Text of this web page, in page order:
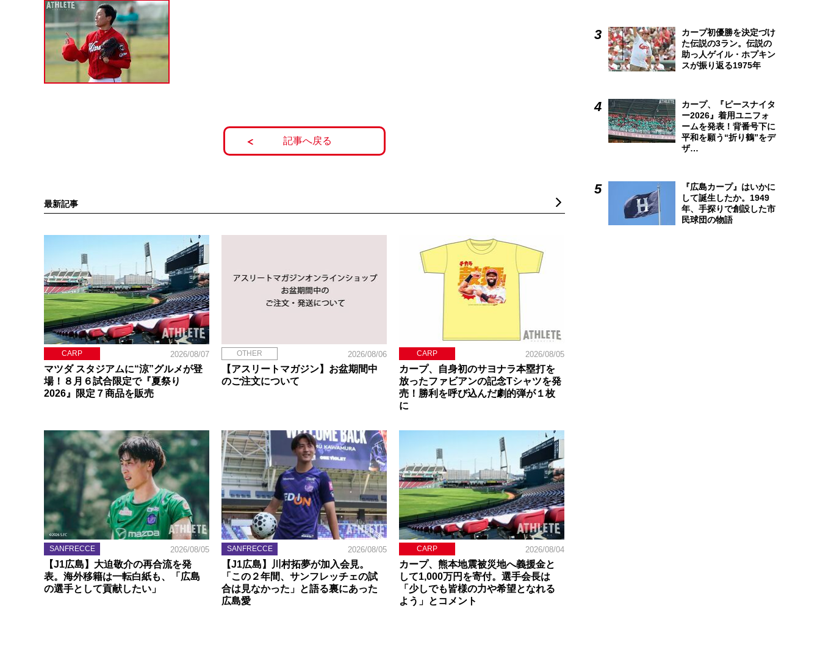
記事へ戻る
最新記事
CARP 2026/08/07
マツダ スタジアムに“涼”グルメが登
場！８月６試合限定で『夏祭り
2026』限定７商品を販売
OTHER 2026/08/06
【アスリートマガジン】お盆期間中
のご注文について
CARP 2026/08/05
カープ、自身初のサヨナラ本塁打を
放ったファビアンの記念Tシャツを発
売！勝利を呼び込んだ劇的弾が１枚
に
SANFRECCE 2026/08/05
【J1広島】大迫敬介の再合流を発
表。海外移籍は一転白紙も、「広島
の選手として貢献したい」
SANFRECCE 2026/08/05
【J1広島】川村拓夢が加入会見。
「この２年間、サンフレッチェの試
合は見なかった」と語る裏にあった
広島愛
CARP 2026/08/04
カープ、熊本地震被災地へ義援金と
して1,000万円を寄付。選手会長は
「少しでも皆様の力や希望となれる
よう」とコメント
カープ初優勝を決定づけ
た伝説の3ラン。伝説の
助っ人ゲイル・ホプキン
スが振り返る1975年
カープ、『ピースナイタ
ー2026』着用ユニフォ
ームを発表！背番号下に
平和を願う“折り鶴”をデ
ザ…
『広島カープ』はいかに
して誕生したか。1949
年、手探りで創設した市
民球団の物語